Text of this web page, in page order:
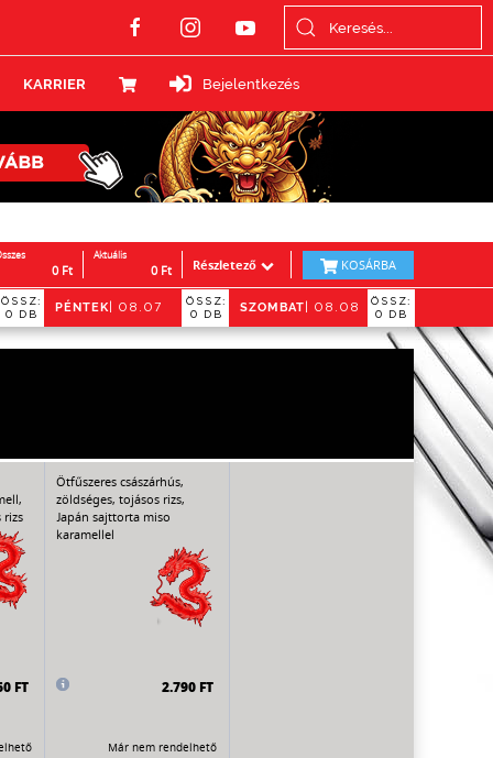
KARRIER Bejelentkezés
Ft
0
Aktuális
Ft
0 Részletező KOSÁRBA
ÖSSZ:
0 DB
PÉNTEK | 08.07
ÖSSZ:
0 DB
SZOMBAT | 08.08
ÖSSZ:
0 DB
rizs
FT
Ötfűszeres császárhús,
zöldséges, tojásos rizs,
Japán sajttorta miso
karamellel
2.790 FT
Már nem rendelhető